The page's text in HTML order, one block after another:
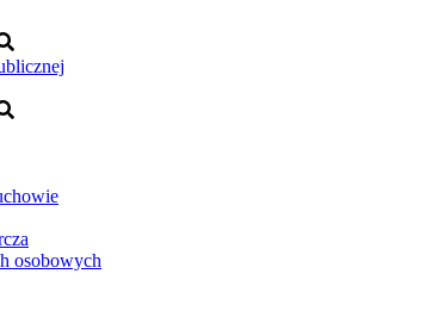
osobowych